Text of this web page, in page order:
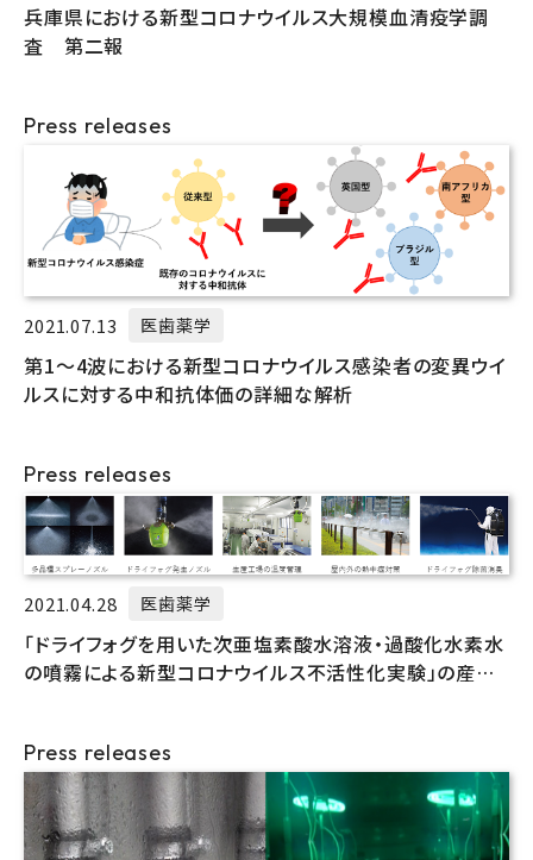
兵庫県における新型コロナウイルス大規模血清疫学調
査 第二報
Press releases
2021.07.13 医歯薬学
第1～4波における新型コロナウイルス感染者の変異ウイ
ルスに対する中和抗体価の詳細な解析
Press releases
2021.04.28 医歯薬学
「ドライフォグを用いた次亜塩素酸水溶液・過酸化水素水
の噴霧による新型コロナウイルス不活性化実験」の産学
Press releases